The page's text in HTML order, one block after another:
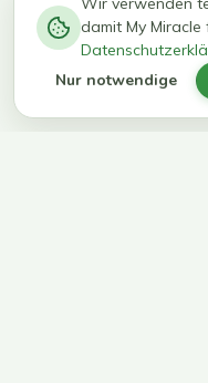
kg in 12
Wochen
erreichen
ihr Ziel
damit My Miracle
Nur notwendige